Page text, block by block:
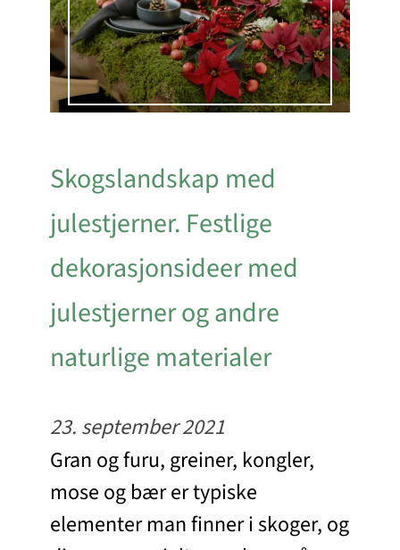
Skogslandskap med
julestjerner. Festlige
dekorasjonsideer med
julestjerner og andre
naturlige materialer
23. september 2021
Gran og furu, greiner, kongler,
mose og bær er typiske
elementer man finner i skoger, og